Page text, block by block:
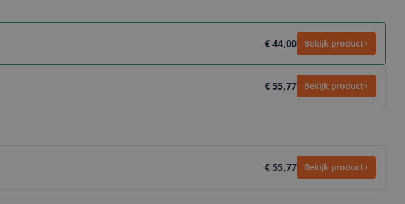
€ 44,00 Bekijk product
€ 55,77 Bekijk product
€ 55,77 Bekijk product